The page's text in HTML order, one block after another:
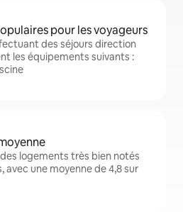
pour les voyageurs
des séjours direction
les équipements suivants :
logements très bien notés
avec une moyenne de 4,8 sur